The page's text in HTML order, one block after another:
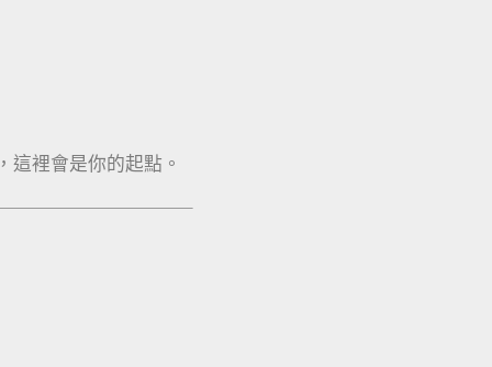
這裡會是你的起點。